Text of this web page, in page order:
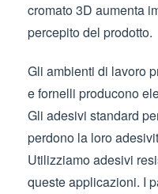
cromato 3D aumenta
percepito del prodotto.
Gli ambienti di lavoro
e fornelli producono
Gli adesivi standard
perdono la loro
Utilizziamo adesivi
queste applicazioni. I